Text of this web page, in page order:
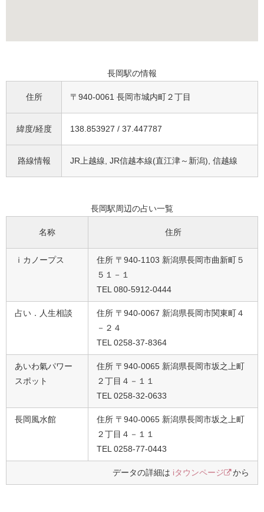
長岡駅の情報
住所 〒940-0061 長岡市城内町２丁目
緯度/経度 138.853927 / 37.447787
路線情報 JR上越線, JR信越本線(直江津～新潟), 信越線
長岡駅周辺の占い一覧
名称 住所
ｉカノープス
住所 〒940-1103 新潟県長岡市曲新町５
５１－１
TEL 080-5912-0444
占い．人生相談
住所 〒940-0067 新潟県長岡市関東町４
－２４
TEL 0258-37-8364
あいわ氣パワー
スポット
住所 〒940-0065 新潟県長岡市坂之上町
２丁目４－１１
TEL 0258-32-0633
長岡風水館
住所 〒940-0065 新潟県長岡市坂之上町
２丁目４－１１
TEL 0258-77-0443
データの詳細は iタウンページ から